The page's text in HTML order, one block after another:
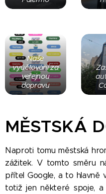
Naše
vyúčtování za
veřejnou
dopravu
MĚSTSKÁ
Naproti tomu městská
zážitek. V tomto směru
přítel Google, a to hlavně
totiž jen některé spoje,